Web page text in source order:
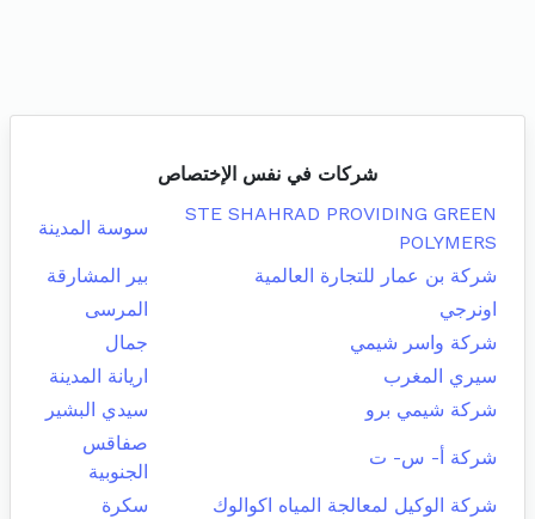
شركات في نفس الإختصاص
STE SHAHRAD PROVIDING GREEN
POLYMERS
سوسة المدينة
شركة بن عمار للتجارة العالمية
بير المشارقة
اونرجي
المرسى
شركة واسر شيمي
جمال
سيري المغرب
اريانة المدينة
شركة شيمي برو
سيدي البشير
شركة أ- س- ت
صفاقس
الجنوبية
شركة الوكيل لمعالجة المياه اكوالوك
سكرة